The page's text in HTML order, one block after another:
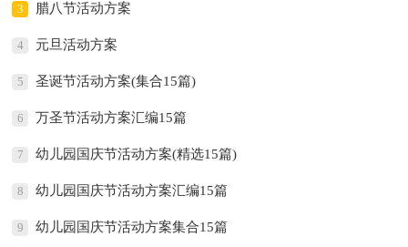
3 腊八节活动方案
4 元旦活动方案
5 圣诞节活动方案(集合15篇)
6 万圣节活动方案汇编15篇
7 幼儿园国庆节活动方案(精选15篇)
8 幼儿园国庆节活动方案汇编15篇
9 幼儿园国庆节活动方案集合15篇